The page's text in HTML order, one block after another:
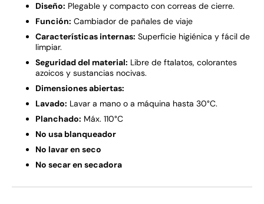
Diseño: Plegable y compacto con correas de cierre.
Función: Cambiador de pañales de viaje
Características internas: Superficie higiénica y fácil de
limpiar.
Seguridad del material: Libre de ftalatos, colorantes
azoicos y sustancias nocivas.
Dimensiones abiertas:
Lavado: Lavar a mano o a máquina hasta 30°C.
Planchado: Máx. 110°C
No usa blanqueador
No lavar en seco
No secar en secadora